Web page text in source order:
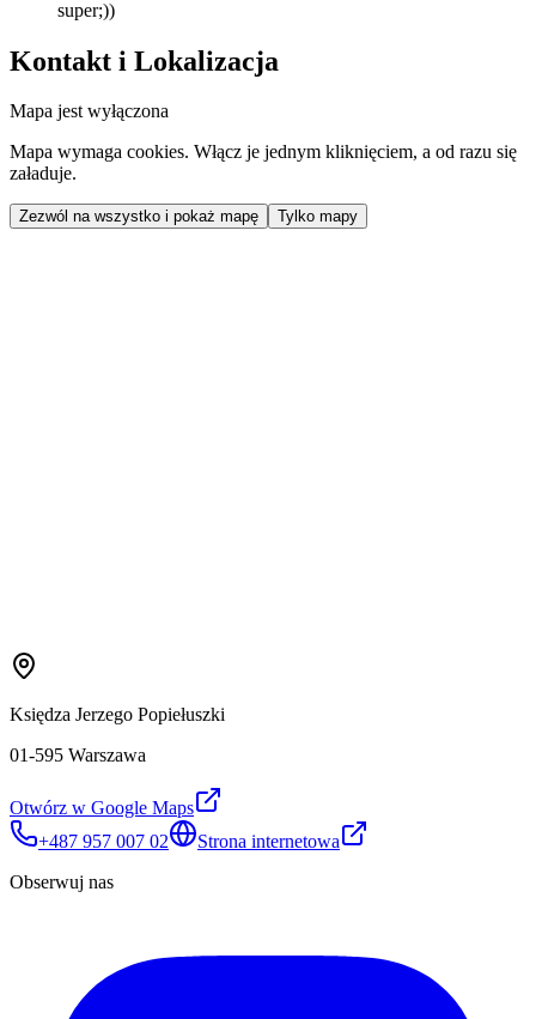
super;))
Kontakt i Lokalizacja
Mapa jest wyłączona
Mapa wymaga cookies. Włącz je jednym kliknięciem, a od razu się
załaduje.
Zezwól na wszystko i pokaż mapę Tylko mapy
Księdza Jerzego Popiełuszki
01-595 Warszawa
Otwórz w Google Maps
+487 957 007 02
Strona internetowa
Obserwuj nas